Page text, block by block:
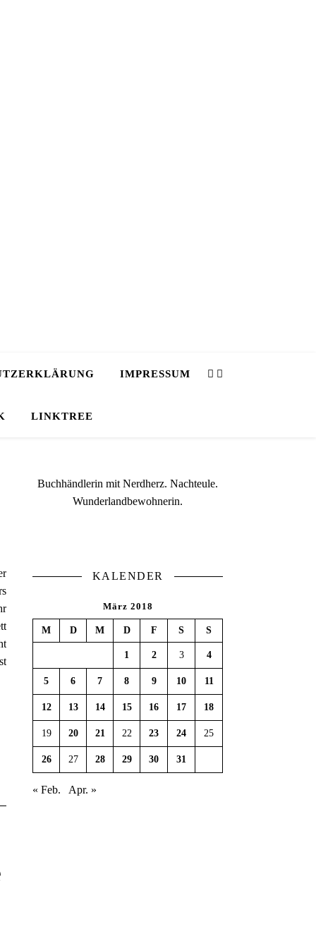
IMPRESSUM
LINKTREE
Buchhändlerin mit Nerdherz. Nachteule.
Wunderlandbewohnerin.
KALENDER
März 2018
M D M D F S S
1 2 3 4
5 6 7 8 9 10 11
12 13 14 15 16 17 18
19 20 21 22 23 24 25
26 27 28 29 30 31
« Feb. Apr. »